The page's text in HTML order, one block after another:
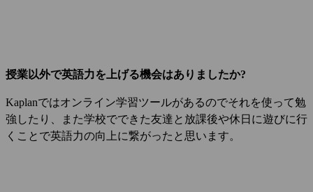
授業以外で英語力を上げる機会はありましたか?
Kaplanではオンライン学習ツールがあるのでそれを使って勉
強したり、また学校でできた友達と放課後や休日に遊びに行
くことで英語力の向上に繋がったと思います。